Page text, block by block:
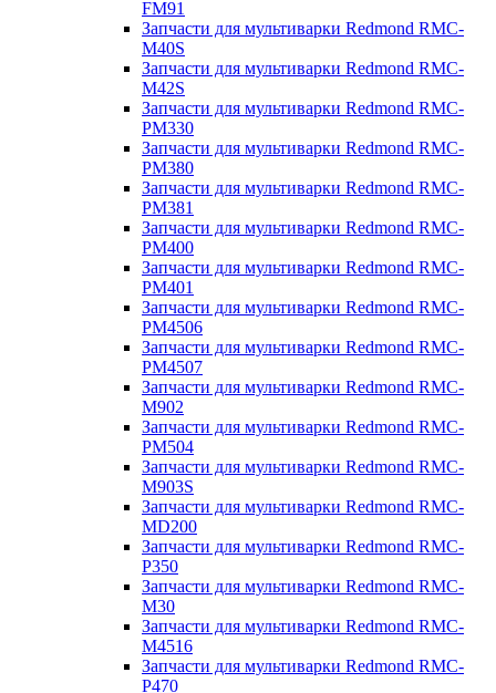
FM91
Запчасти для мультиварки Redmond RMC-
M40S
Запчасти для мультиварки Redmond RMC-
M42S
Запчасти для мультиварки Redmond RMC-
PM330
Запчасти для мультиварки Redmond RMC-
PM380
Запчасти для мультиварки Redmond RMC-
PM381
Запчасти для мультиварки Redmond RMC-
PM400
Запчасти для мультиварки Redmond RMC-
PM401
Запчасти для мультиварки Redmond RMC-
PM4506
Запчасти для мультиварки Redmond RMC-
PM4507
Запчасти для мультиварки Redmond RMC-
M902
Запчасти для мультиварки Redmond RMC-
PM504
Запчасти для мультиварки Redmond RMC-
M903S
Запчасти для мультиварки Redmond RMC-
MD200
Запчасти для мультиварки Redmond RMC-
P350
Запчасти для мультиварки Redmond RMC-
M30
Запчасти для мультиварки Redmond RMC-
M4516
Запчасти для мультиварки Redmond RMC-
P470